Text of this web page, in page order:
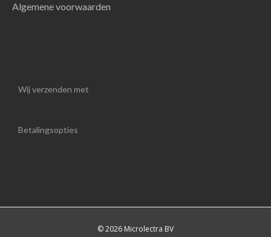
Algemene voorwaarden
Wij verzenden met
Betalingsopties
© 2026 Microlectra BV